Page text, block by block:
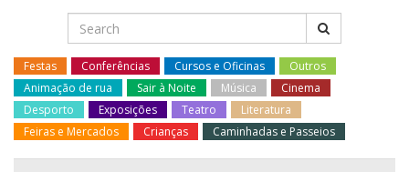
Festas Conferências Cursos e Oficinas
Outros
Animação de rua
Sair à Noite Música
Cinema
Desporto
Exposições Teatro
Literatura
Feiras e Mercados
Crianças Caminhadas e Passeios